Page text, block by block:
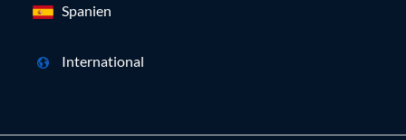
Spanien
International